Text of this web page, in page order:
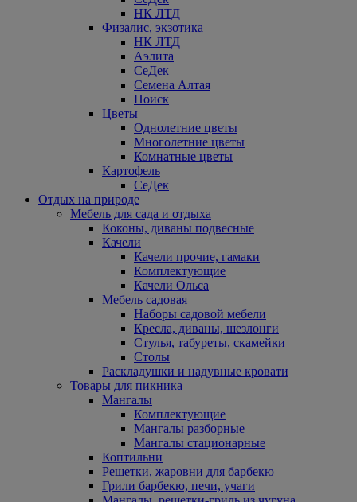
НК ЛТД
Физалис, экзотика
НК ЛТД
Аэлита
СеДек
Семена Алтая
Поиск
Цветы
Однолетние цветы
Многолетние цветы
Комнатные цветы
Картофель
СеДек
Отдых на природе
Мебель для сада и отдыха
Коконы, диваны подвесные
Качели
Качели прочие, гамаки
Комплектующие
Качели Ольса
Мебель садовая
Наборы садовой мебели
Кресла, диваны, шезлонги
Стулья, табуреты, скамейки
Столы
Раскладушки и надувные кровати
Товары для пикника
Мангалы
Комплектующие
Мангалы разборные
Мангалы стационарные
Коптильни
Решетки, жаровни для барбекю
Грили барбекю, печи, учаги